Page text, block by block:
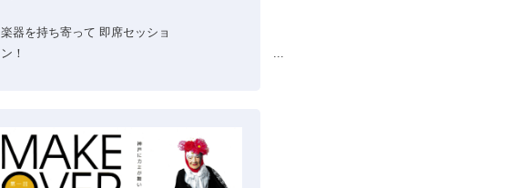
楽器を持ち寄って 即席セッショ
ン！ ...